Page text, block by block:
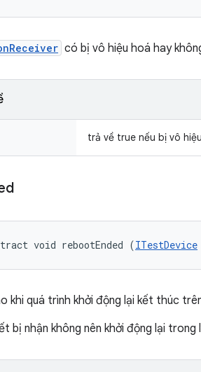
có bị vô hiệu hoá hay
trả về true nếu bị vô
void rebootEnded (ITestDevice
khi quá trình khởi động lại kết thúc
bị nhận không nên khởi động lại